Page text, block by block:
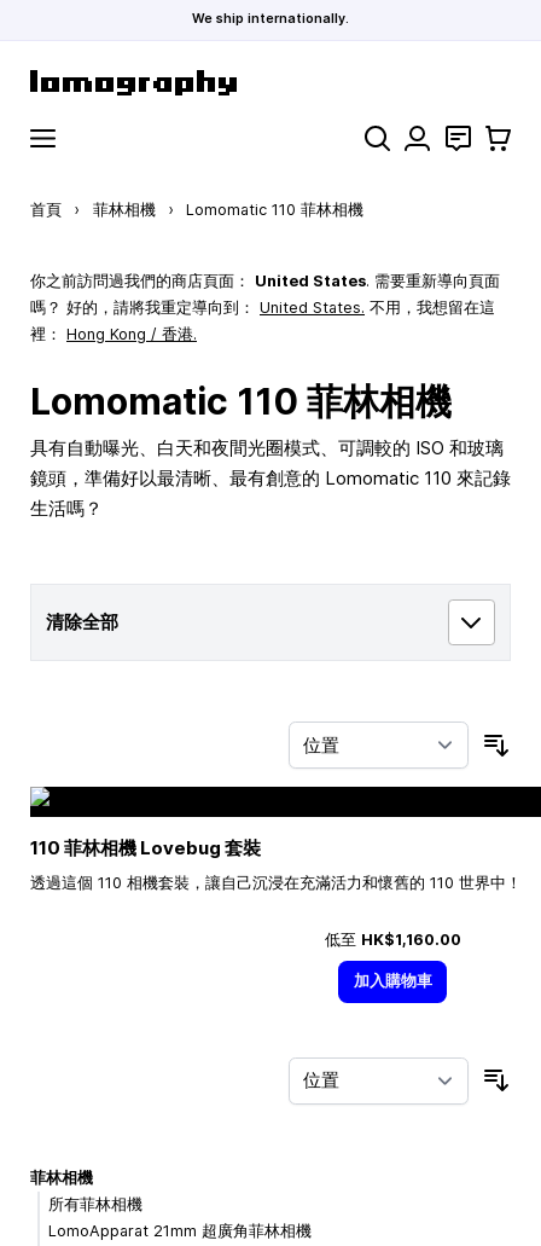
We ship internationally.
搜索 聯絡 購物車
首頁 › 菲林相機 › Lomomatic 110 菲林相機
你之前訪問過我們的商店頁面： United States. 需要重新導向頁面
嗎？ 好的，請將我重定導向到： United States. 不用，我想留在這
裡： Hong Kong / 香港.
Lomomatic 110 菲林相機
具有自動曝光、白天和夜間光圈模式、可調較的 ISO 和玻璃
鏡頭，準備好以最清晰、最有創意的 Lomomatic 110 來記錄
生活嗎？
清除全部
110 菲林相機 Lovebug 套裝
透過這個 110 相機套裝，讓自己沉浸在充滿活力和懷舊的 110 世界中！
低至 HK$1,160.00
加入購物車
菲林相機
所有菲林相機
LomoApparat 21mm 超廣角菲林相機